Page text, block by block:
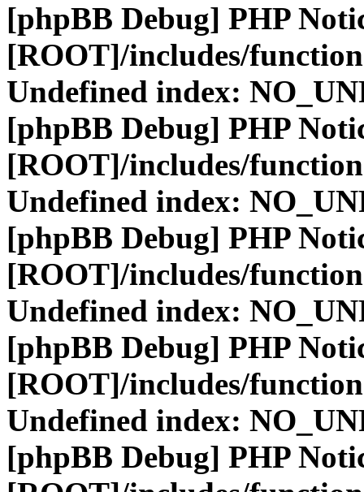
[phpBB Debug] PHP
[ROOT]/includes/
Undefined index:
[phpBB Debug] PHP
[ROOT]/includes/
Undefined index:
[phpBB Debug] PHP
[ROOT]/includes/
Undefined index:
[phpBB Debug] PHP
[ROOT]/includes/
Undefined index:
[phpBB Debug] PHP